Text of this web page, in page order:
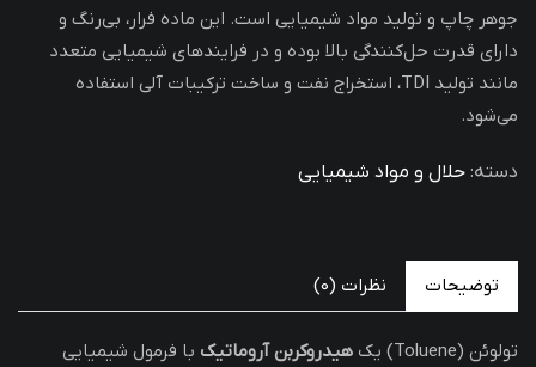
جوهر چاپ و تولید مواد شیمیایی است. این ماده فرار، بی‌رنگ و
دارای قدرت حل‌کنندگی بالا بوده و در فرایندهای شیمیایی متعدد
مانند تولید TDI، استخراج نفت و ساخت ترکیبات آلی استفاده
می‌شود.
دسته: حلال و مواد شیمیایی
توضیحات نظرات (0)
تولوئن (Toluene) یک هیدروکربن آروماتیک با فرمول شیمیایی